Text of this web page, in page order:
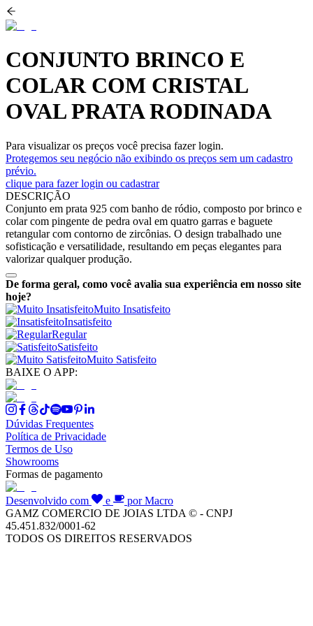
CONJUNTO BRINCO E
COLAR COM CRISTAL
OVAL PRATA RODINADA
Para visualizar os preços você precisa fazer login.
Protegemos seu negócio não exibindo os preços sem um cadastro
prévio.
clique para fazer login ou cadastrar
DESCRIÇÃO
Conjunto em prata 925 com banho de ródio, composto por brinco e
colar com pingente de pedra oval em quatro garras e baguete
retangular com contorno de zircônias. O design trabalhado une
sofisticação e versatilidade, resultando em peças elegantes para
valorizar qualquer produção.
De forma geral, como você avalia sua experiência em nosso site
hoje?
Muito Insatisfeito
Insatisfeito
Regular
Satisfeito
Muito Satisfeito
BAIXE O APP:
Dúvidas Frequentes
Política de Privacidade
Termos de Uso
Showrooms
Formas de pagamento
Desenvolvido com e
por Macro
GAMZ COMERCIO DE JOIAS LTDA © - CNPJ
45.451.832/0001-62
TODOS OS DIREITOS RESERVADOS